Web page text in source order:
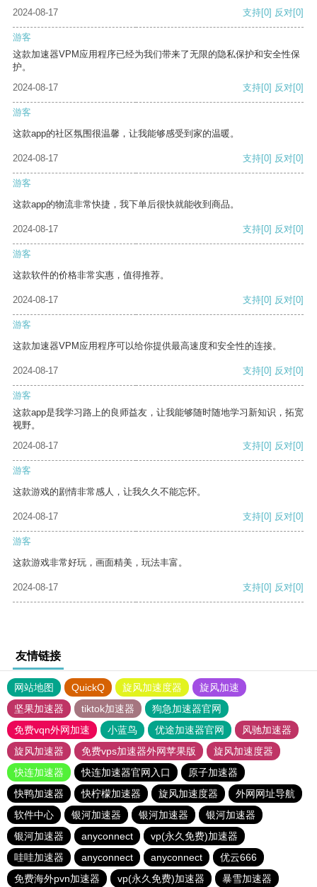
2024-08-17
支持[0] 反对[0]
游客
这款加速器VPM应用程序已经为我们带来了无限的隐私保护和安全性保
护。
2024-08-17
支持[0] 反对[0]
游客
这款app的社区氛围很温馨，让我能够感受到家的温暖。
2024-08-17 支持[0] 反对[0]
游客
这款app的物流非常快捷，我下单后很快就能收到商品。
2024-08-17 支持[0] 反对[0]
游客
这款软件的价格非常实惠，值得推荐。
2024-08-17 支持[0] 反对[0]
游客
这款加速器VPM应用程序可以给你提供最高速度和安全性的连接。
2024-08-17 支持[0] 反对[0]
游客
这款app是我学习路上的良师益友，让我能够随时随地学习新知识，拓宽
视野。
2024-08-17
支持[0] 反对[0]
游客
这款游戏的剧情非常感人，让我久久不能忘怀。
2024-08-17 支持[0] 反对[0]
游客
这款游戏非常好玩，画面精美，玩法丰富。
2024-08-17 支持[0] 反对[0]
友情链接
网站地图 QuickQ 旋风加速度器
旋风加速
坚果加速器
tiktok加速器
狗急加速器官网
免费vqn外网加速
小蓝鸟 优途加速器官网
风驰加速器
旋风加速器
免费vps加速器外网苹果版
旋风加速度器
快连加速器
快连加速器官网入口
原子加速器
快鸭加速器
快柠檬加速器 旋风加速度器
外网网址导航
软件中心
银河加速器 银河加速器
银河加速器
银河加速器
anyconnect
vp(永久免费)加速器
哇哇加速器
anyconnect anyconnect
优云666
免费海外pvn加速器
vp(永久免费)加速器 暴雪加速器